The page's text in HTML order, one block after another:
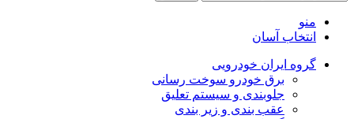
منو
انتخاب آسان
گروه ایران خودرویی
برق خودرو سوخت رسانی
جلوبندی و سیستم تعلیق
عقب بندی و زیر بندی